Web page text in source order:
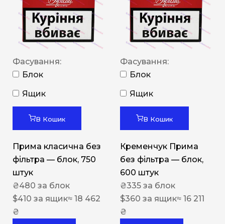
Фасування:
Блок
Ящик
В Кошик
Прима класична без
фільтра — блок, 750
штук
₴480 за блок
$410 за ящик≈ 18 462
₴
Фасування:
Блок
Ящик
В Кошик
Кременчук Прима
без фільтра — блок,
600 штук
₴335 за блок
$360 за ящик≈ 16 211
₴